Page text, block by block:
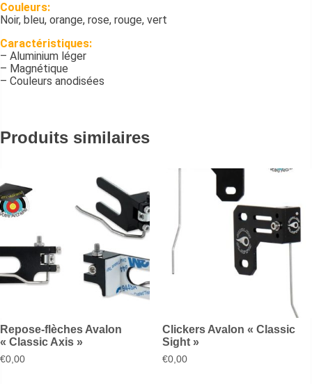
Couleurs:
Noir, bleu, orange, rose, rouge, vert
Caractéristiques:
– Aluminium léger
– Magnétique
– Couleurs anodisées
Produits similaires
Repose-flèches Avalon
« Classic Axis »
€0,00
Clickers Avalon « Classic
Sight »
€0,00